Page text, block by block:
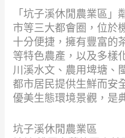
「坑子溪休閒農業區」
市等三大都會圈，位於
十分便捷，擁有豐富的
等特色農產，以及多樣
川溪水文、農用埤塘、
都市居民提供生鮮而安
優美生態環境景觀，是
坑子溪休閒農業區